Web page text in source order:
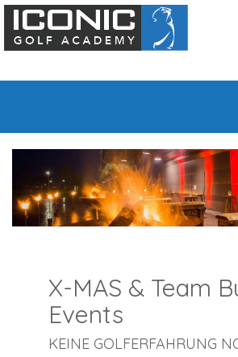
X-MAS & Team
Events
KEINE GOLFERFAHRUNG